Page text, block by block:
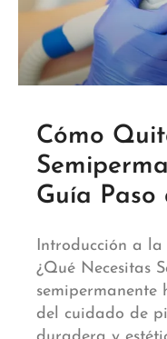
Cómo
Guía Paso
Introducción a la
¿Qué Necesitas
semipermanente
del cuidado de